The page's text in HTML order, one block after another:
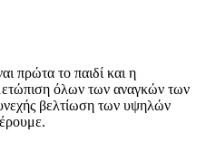
πρώτα το παιδί και η
όλων των αναγκών των
βελτίωση των υψηλών